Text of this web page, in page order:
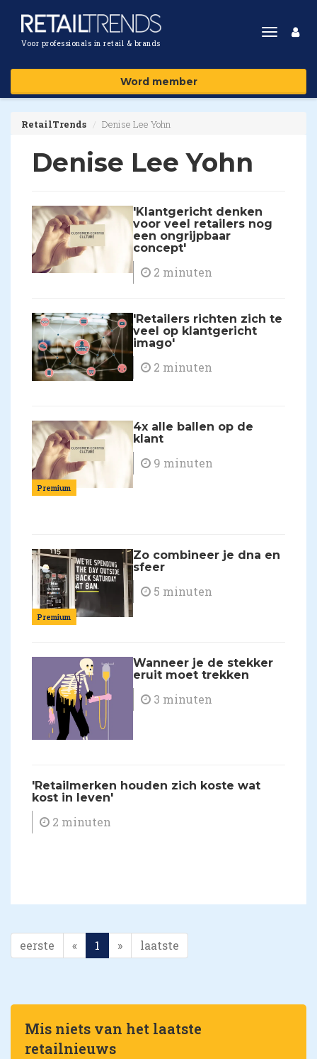
Voor professionals in retail & brands
Toggle
Word member
RetailTrends Denise Lee Yohn
Denise Lee Yohn
'Klantgericht denken
voor veel retailers nog
een ongrijpbaar
concept'
2 minuten
'Retailers richten zich te
veel op klantgericht
imago'
2 minuten
Premium
4x alle ballen op de
klant
9 minuten
Premium
Zo combineer je dna en
sfeer
5 minuten
Wanneer je de stekker
eruit moet trekken
3 minuten
'Retailmerken houden zich koste wat
kost in leven'
2 minuten
eerste « 1 » laatste
Mis niets van het laatste
retailnieuws